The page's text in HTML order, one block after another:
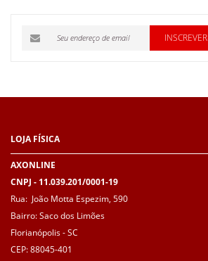
LOJAFÍSICA
AXONLINE
CNPJ - 11.039.201/0001-19
Rua: João Motta Espezim, 590
Bairro: Saco dos Limões
Florianópolis - SC
CEP: 88045-401